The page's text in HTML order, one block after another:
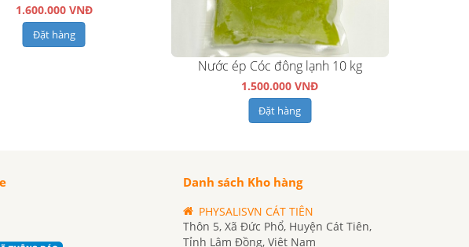
1.600.000 VNĐ
Đặt hàng
Nước ép Cóc đông lạnh 10 kg
1.500.000 VNĐ
Đặt hàng
Danh sách Kho hàng
PHYSALISVN CÁT TIÊN
Thôn 5, Xã Đức Phổ, Huyện Cát Tiên,
Tỉnh Lâm Đồng, Việt Nam